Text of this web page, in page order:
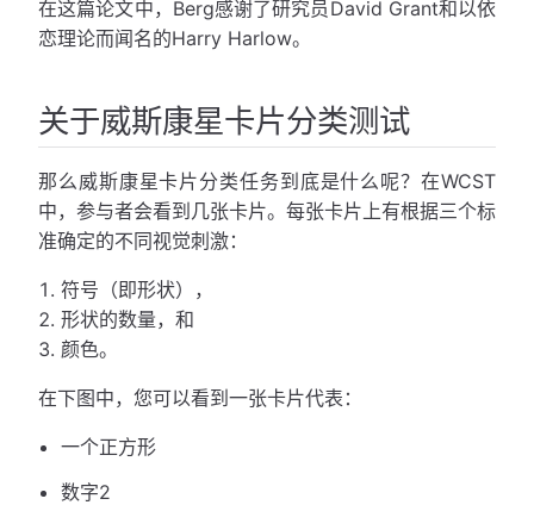
在这篇论文中，Berg感谢了研究员David Grant和以依
恋理论而闻名的Harry Harlow。
关于威斯康星卡片分类测试
那么威斯康星卡片分类任务到底是什么呢？在WCST
中，参与者会看到几张卡片。每张卡片上有根据三个标
准确定的不同视觉刺激：
符号（即形状），
形状的数量，和
颜色。
在下图中，您可以看到一张卡片代表：
一个正方形
数字2